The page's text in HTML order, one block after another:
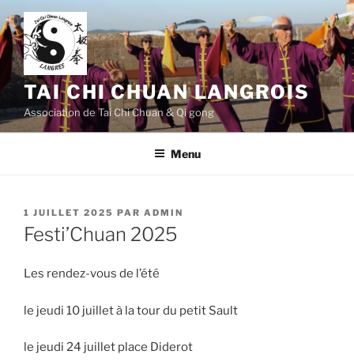
Aller
au
contenu
principal
TAI CHI CHUAN LANGROIS
Association de Tai Chi Chuan & Qi gong
Menu
PUBLIÉ
LE
1 JUILLET 2025 PAR ADMIN
Festi’Chuan 2025
Les rendez-vous de l’été
le jeudi 10 juillet à la tour du petit Sault
le jeudi 24 juillet place Diderot